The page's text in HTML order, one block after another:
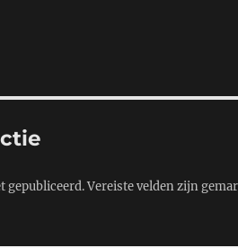
gepubliceerd.Vereiste velden zijn